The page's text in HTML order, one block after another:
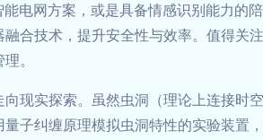
电网方案，或是具备情感识别能力的
合技术，提升安全性与效率。值得关
。
现实探索。虽然虫洞（理论上连接时
子纠缠原理模拟虫洞特性的实验装置